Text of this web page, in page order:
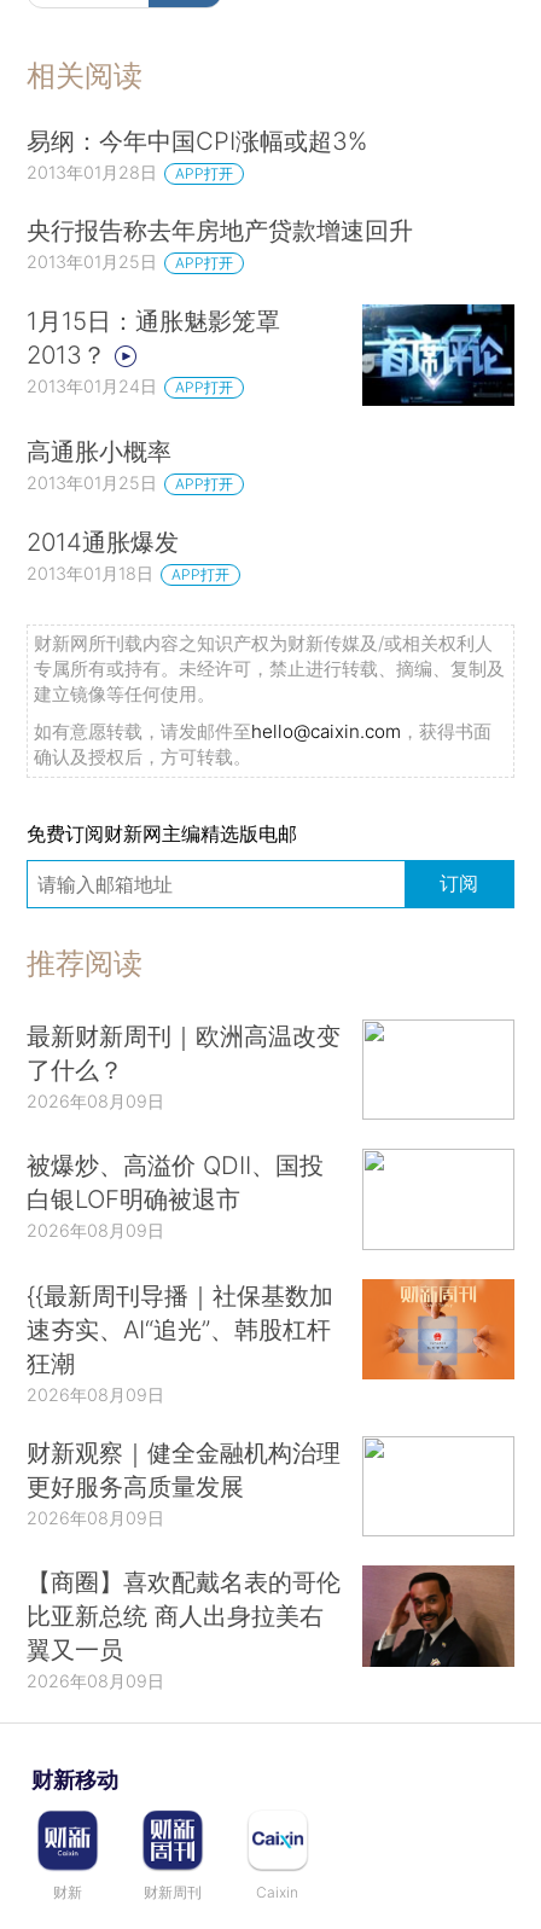
相关阅读
易纲：今年中国CPI涨幅或超3%
2013年01月28日 APP打开
央行报告称去年房地产贷款增速回升
2013年01月25日 APP打开
1月15日：通胀魅影笼罩
2013？
2013年01月24日 APP打开
高通胀小概率
2013年01月25日 APP打开
2014通胀爆发
2013年01月18日 APP打开
财新网所刊载内容之知识产权为财新传媒及/或相关权利人
专属所有或持有。未经许可，禁止进行转载、摘编、复制及
建立镜像等任何使用。
如有意愿转载，请发邮件至hello@caixin.com ，获得书面
确认及授权后，方可转载。
免费订阅财新网主编精选版电邮
订阅
推荐阅读
最新财新周刊｜欧洲高温改变
了什么？
2026年08月09日
被爆炒、高溢价 QDII、国投
白银LOF明确被退市
2026年08月09日
{{最新周刊导播｜社保基数加
速夯实、AI“追光”、韩股杠杆
狂潮
2026年08月09日
财新观察｜健全金融机构治理
更好服务高质量发展
2026年08月09日
【商圈】喜欢配戴名表的哥伦
比亚新总统 商人出身拉美右
翼又一员
2026年08月09日
财新移动
财新 财新周刊 Caixin